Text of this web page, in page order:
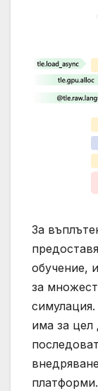
За
обучение,
за
има за
платформи.